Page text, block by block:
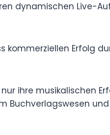
dynamischen Live-
kommerziellen Erfolg
ihre musikalischen
Buchverlagswesen